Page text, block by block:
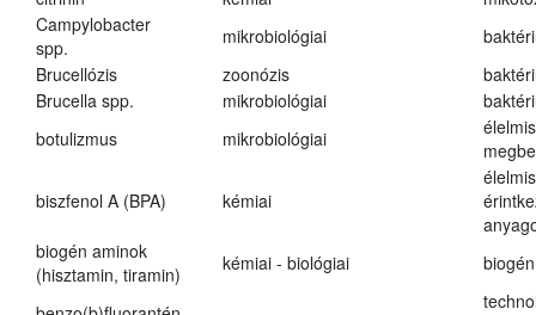
Campylobacter
spp.
mikrobiológiai
Brucellózis
zoonózis
Brucella spp.
mikrobiológiai
botulizmus
mikrobiológiai
biszfenol A (BPA) kémiai
biogén aminok
(hisztamin, tiramin)
kémiai - biológiai